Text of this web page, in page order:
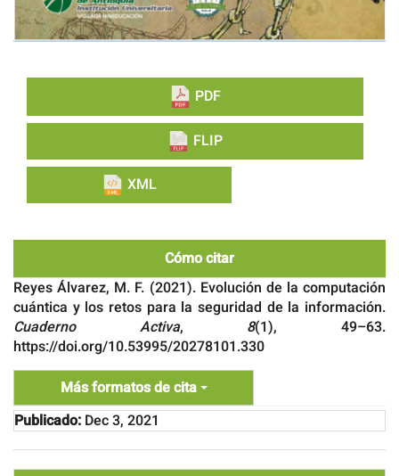
PDF
FLIP
XML
Cómo citar
Reyes Álvarez, M. F. (2021). Evolución de la computación
cuántica y los retos para la seguridad de la información.
Cuaderno Activa, 8(1), 49–63.
https://doi.org/10.53995/20278101.330
Más formatos de cita
Publicado: Dec 3, 2021